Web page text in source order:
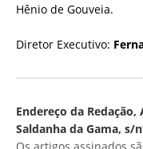
Hênio de Gouveia.
Diretor Executivo:
Endereço da
Saldanha da Gama, s/